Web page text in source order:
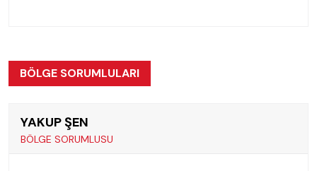
BÖLGE SORUMLULARI
YAKUP ŞEN
BÖLGE SORUMLUSU